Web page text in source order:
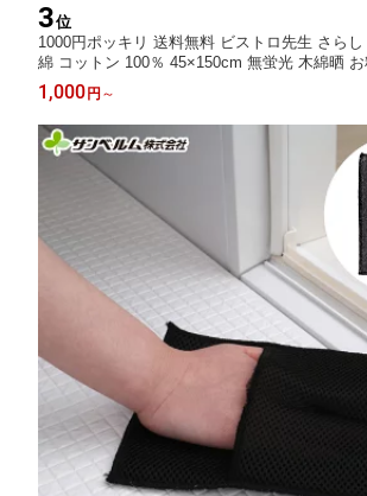
3位
1000円ポッキリ 送料無料 ビストロ先生 さら
綿 コットン 100％ 45×150cm 無蛍光 木綿晒 お
ルム(sanbelm)
1,000 円 ～